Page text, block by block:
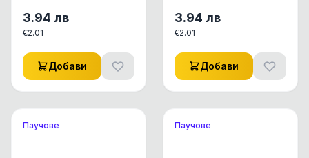
3.94 лв
€2.01
Добави
ЗА КОТКИ 1бр.
3.94 лв
€2.01
Добави
Паучове Паучове